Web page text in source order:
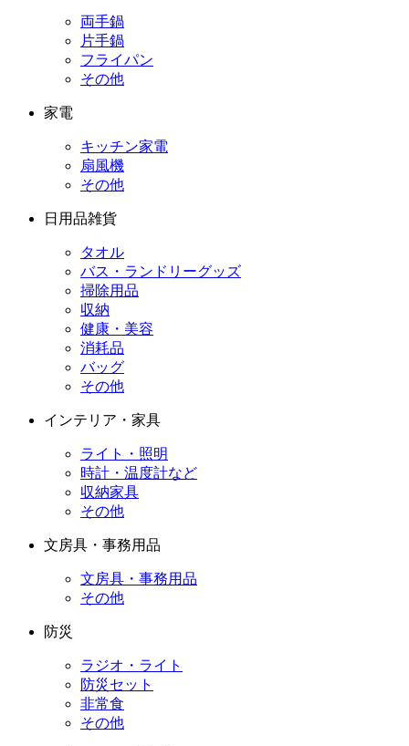
両手鍋
片手鍋
フライパン
その他
家電
キッチン家電
扇風機
その他
日用品雑貨
タオル
バス・ランドリーグッズ
掃除用品
収納
健康・美容
消耗品
バッグ
その他
インテリア・家具
ライト・照明
時計・温度計など
収納家具
その他
文房具・事務用品
文房具・事務用品
その他
防災
ラジオ・ライト
防災セット
非常食
その他